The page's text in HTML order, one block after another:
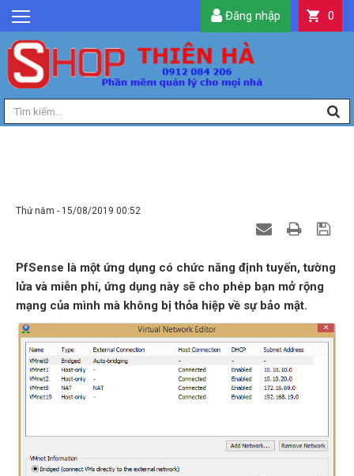
GIỚI THIỆU
TIN TỨC
SẢN PHẨM
DỊCH VỤ
0
Đăng nhập
Thứ năm - 15/08/2019 00:52
PfSense là một ứng dụng có chức năng định tuyến, tường
lửa và miễn phí, ứng dụng này sẽ cho phép bạn mở rộng
mạng của mình mà không bị thỏa hiệp về sự bảo mật.